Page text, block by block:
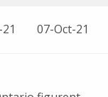
07-Oct-21